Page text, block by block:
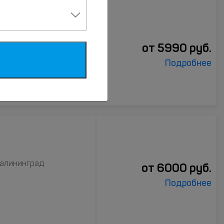
от 5990 руб.
Подробнее
от 6000 руб.
Подробнее